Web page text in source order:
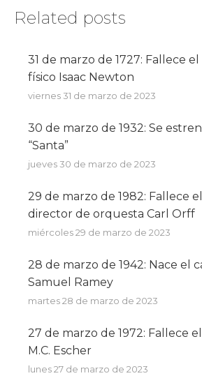
Related posts
31 de marzo de 1727: Fallece
físico Isaac Newton
viernes 31 de marzo de 2023
30 de marzo de 1932: Se
“Santa”
jueves 30 de marzo de 2023
29 de marzo de 1982: Fallece
director de orquesta Carl Orff
miércoles 29 de marzo de 2023
28 de marzo de 1942: Nace el
Samuel Ramey
martes 28 de marzo de 2023
27 de marzo de 1972: Fallece
M.C. Escher
lunes 27 de marzo de 2023